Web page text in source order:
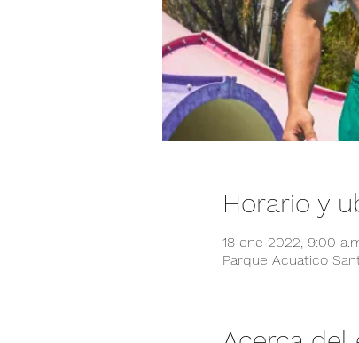
Horario y
18 ene 2022, 9:00
Parque Acuatico